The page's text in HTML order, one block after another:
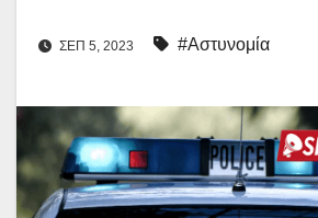
ΣΕΠ 5, 2023 #Αστυνομία